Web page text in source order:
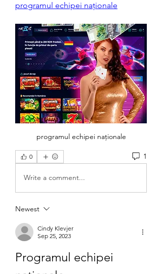
programul echipei naționale
programul echipei naționale
0 1
Write a comment...
Newest
Cindy Klevjer
Sep 25, 2023
Programul echipei